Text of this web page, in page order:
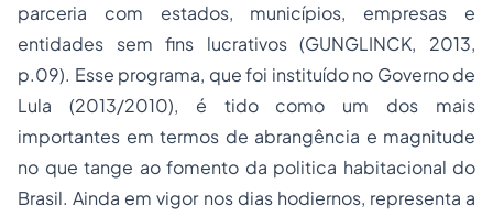
parceria com estados, municípios, empresas e
entidades sem fins lucrativos (GUNGLINCK, 2013,
p.09). Esse programa, que foi instituído no Governo de
Lula (2013/2010), é tido como um dos mais
importantes em termos de abrangência e magnitude
no que tange ao fomento da politica habitacional do
Brasil. Ainda em vigor nos dias hodiernos, representa a